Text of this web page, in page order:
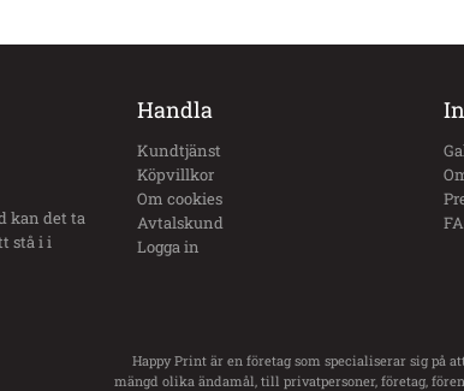
kan det ta
stå i i
Handla
Kundtjänst
Köpvillkor
Om cookies
Avtalskund
Logga in
Happy Print är en företag som specialiserar sig på
mängd olika ändamål, till privatpersoner, företag,